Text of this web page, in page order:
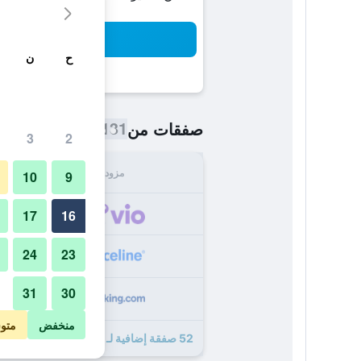
صفقات من131 ﷼
مزود
52 صفقة إضافية لـ فندق إم مكة من ميلينيوم
ح ن
2
3
9
10
16
17
23
24
30
31
منخفض